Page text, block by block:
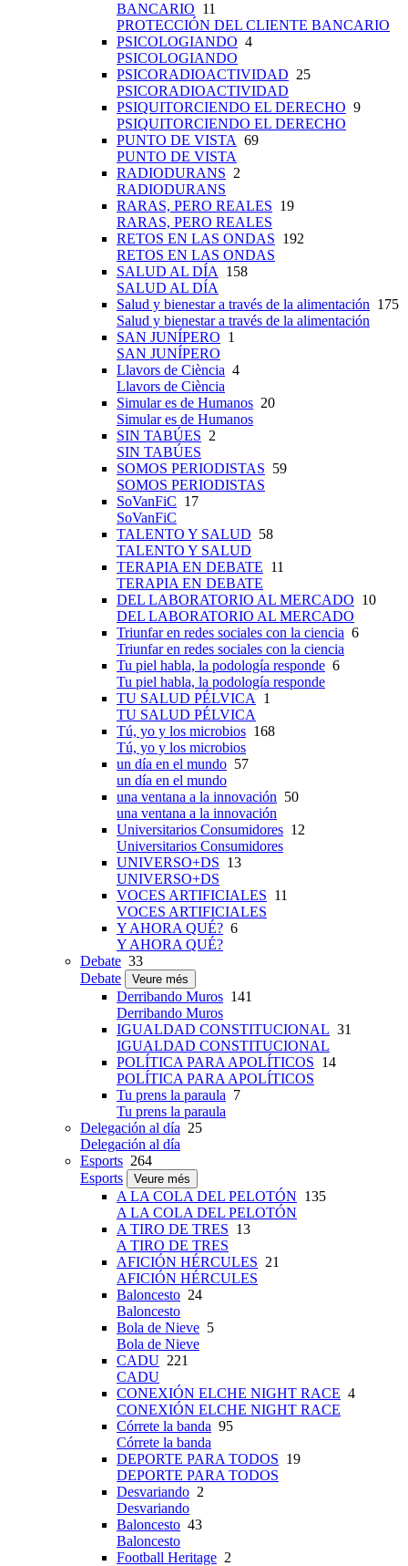
BANCARIO 11
PROTECCIÓN DEL CLIENTE BANCARIO
PSICOLOGIANDO 4
PSICOLOGIANDO
PSICORADIOACTIVIDAD 25
PSICORADIOACTIVIDAD
PSIQUITORCIENDO EL DERECHO 9
PSIQUITORCIENDO EL DERECHO
PUNTO DE VISTA 69
PUNTO DE VISTA
RADIODURANS 2
RADIODURANS
RARAS, PERO REALES 19
RARAS, PERO REALES
RETOS EN LAS ONDAS 192
RETOS EN LAS ONDAS
SALUD AL DÍA 158
SALUD AL DÍA
Salud y bienestar a través de la alimentación 175
Salud y bienestar a través de la alimentación
SAN JUNÍPERO 1
SAN JUNÍPERO
Llavors de Ciència 4
Llavors de Ciència
Simular es de Humanos 20
Simular es de Humanos
SIN TABÚES 2
SIN TABÚES
SOMOS PERIODISTAS 59
SOMOS PERIODISTAS
SoVanFiC 17
SoVanFiC
TALENTO Y SALUD 58
TALENTO Y SALUD
TERAPIA EN DEBATE 11
TERAPIA EN DEBATE
DEL LABORATORIO AL MERCADO 10
DEL LABORATORIO AL MERCADO
Triunfar en redes sociales con la ciencia 6
Triunfar en redes sociales con la ciencia
Tu piel habla, la podología responde 6
Tu piel habla, la podología responde
TU SALUD PÉLVICA 1
TU SALUD PÉLVICA
Tú, yo y los microbios 168
Tú, yo y los microbios
un día en el mundo 57
un día en el mundo
una ventana a la innovación 50
una ventana a la innovación
Universitarios Consumidores 12
Universitarios Consumidores
UNIVERSO+DS 13
UNIVERSO+DS
VOCES ARTIFICIALES 11
VOCES ARTIFICIALES
Y AHORA QUÉ? 6
Y AHORA QUÉ?
Debate 33
Debate
Veure més
Derribando Muros 141
Derribando Muros
IGUALDAD CONSTITUCIONAL 31
IGUALDAD CONSTITUCIONAL
POLÍTICA PARA APOLÍTICOS 14
POLÍTICA PARA APOLÍTICOS
Tu prens la paraula 7
Tu prens la paraula
Delegación al día 25
Delegación al día
Esports 264
Esports
Veure més
A LA COLA DEL PELOTÓN 135
A LA COLA DEL PELOTÓN
A TIRO DE TRES 13
A TIRO DE TRES
AFICIÓN HÉRCULES 21
AFICIÓN HÉRCULES
Baloncesto 24
Baloncesto
Bola de Nieve 5
Bola de Nieve
CADU 221
CADU
CONEXIÓN ELCHE NIGHT RACE 4
CONEXIÓN ELCHE NIGHT RACE
Córrete la banda 95
Córrete la banda
DEPORTE PARA TODOS 19
DEPORTE PARA TODOS
Desvariando 2
Desvariando
Baloncesto 43
Baloncesto
Football Heritage 2